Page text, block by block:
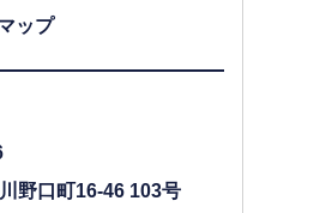
ップ
野口町16-46 103号